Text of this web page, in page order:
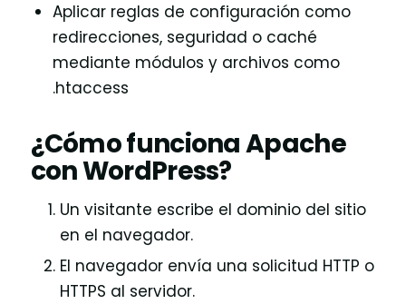
Aplicar reglas de configuración como
redirecciones, seguridad o caché
mediante módulos y archivos como
.htaccess
¿Cómo funciona Apache
con WordPress?
Un visitante escribe el dominio del sitio
en el navegador.
El navegador envía una solicitud HTTP o
HTTPS al servidor.